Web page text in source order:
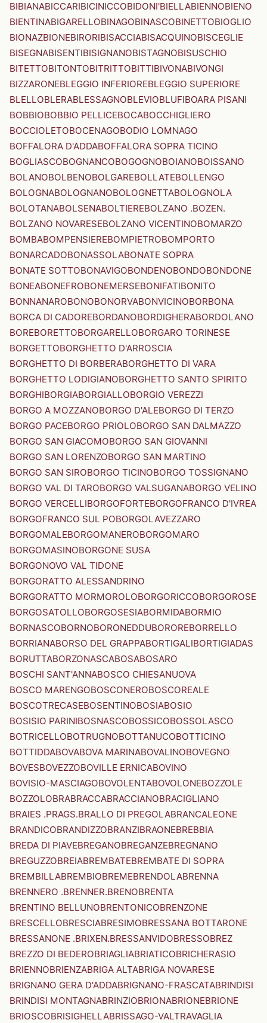
BIBIANABICCARIBICINICCOBIDONI'BIELLABIENNOBIENO
BIENTINABIGARELLOBINAGOBINASCOBINETTOBIOGLIO
BIONAZBIONEBIRORIBISACCIABISACQUINOBISCEGLIE
BISEGNABISENTIBISIGNANOBISTAGNOBISUSCHIO
BITETTOBITONTOBITRITTOBITTIBIVONABIVONGI
BIZZARONEBLEGGIO INFERIOREBLEGGIO SUPERIORE
BLELLOBLERABLESSAGNOBLEVIOBLUFIBOARA PISANI
BOBBIOBOBBIO PELLICEBOCABOCCHIGLIERO
BOCCIOLETOBOCENAGOBODIO LOMNAGO
BOFFALORA D'ADDABOFFALORA SOPRA TICINO
BOGLIASCOBOGNANCOBOGOGNOBOIANOBOISSANO
BOLANOBOLBENOBOLGAREBOLLATEBOLLENGO
BOLOGNABOLOGNANOBOLOGNETTABOLOGNOLA
BOLOTANABOLSENABOLTIEREBOLZANO .BOZEN.
BOLZANO NOVARESEBOLZANO VICENTINOBOMARZO
BOMBABOMPENSIEREBOMPIETROBOMPORTO
BONARCADOBONASSOLABONATE SOPRA
BONATE SOTTOBONAVIGOBONDENOBONDOBONDONE
BONEABONEFROBONEMERSEBONIFATIBONITO
BONNANAROBONOBONORVABONVICINOBORBONA
BORCA DI CADOREBORDANOBORDIGHERABORDOLANO
BOREBORETTOBORGARELLOBORGARO TORINESE
BORGETTOBORGHETTO D'ARROSCIA
BORGHETTO DI BORBERABORGHETTO DI VARA
BORGHETTO LODIGIANOBORGHETTO SANTO SPIRITO
BORGHIBORGIABORGIALLOBORGIO VEREZZI
BORGO A MOZZANOBORGO D'ALEBORGO DI TERZO
BORGO PACEBORGO PRIOLOBORGO SAN DALMAZZO
BORGO SAN GIACOMOBORGO SAN GIOVANNI
BORGO SAN LORENZOBORGO SAN MARTINO
BORGO SAN SIROBORGO TICINOBORGO TOSSIGNANO
BORGO VAL DI TAROBORGO VALSUGANABORGO VELINO
BORGO VERCELLIBORGOFORTEBORGOFRANCO D'IVREA
BORGOFRANCO SUL POBORGOLAVEZZARO
BORGOMALEBORGOMANEROBORGOMARO
BORGOMASINOBORGONE SUSA
BORGONOVO VAL TIDONE
BORGORATTO ALESSANDRINO
BORGORATTO MORMOROLOBORGORICCOBORGOROSE
BORGOSATOLLOBORGOSESIABORMIDABORMIO
BORNASCOBORNOBORONEDDUBOROREBORRELLO
BORRIANABORSO DEL GRAPPABORTIGALIBORTIGIADAS
BORUTTABORZONASCABOSABOSARO
BOSCHI SANT'ANNABOSCO CHIESANUOVA
BOSCO MARENGOBOSCONEROBOSCOREALE
BOSCOTRECASEBOSENTINOBOSIABOSIO
BOSISIO PARINIBOSNASCOBOSSICOBOSSOLASCO
BOTRICELLOBOTRUGNOBOTTANUCOBOTTICINO
BOTTIDDABOVABOVA MARINABOVALINOBOVEGNO
BOVESBOVEZZOBOVILLE ERNICABOVINO
BOVISIO-MASCIAGOBOVOLENTABOVOLONEBOZZOLE
BOZZOLOBRABRACCABRACCIANOBRACIGLIANO
BRAIES .PRAGS.BRALLO DI PREGOLABRANCALEONE
BRANDICOBRANDIZZOBRANZIBRAONEBREBBIA
BREDA DI PIAVEBREGANOBREGANZEBREGNANO
BREGUZZOBREIABREMBATEBREMBATE DI SOPRA
BREMBILLABREMBIOBREMEBRENDOLABRENNA
BRENNERO .BRENNER.BRENOBRENTA
BRENTINO BELLUNOBRENTONICOBRENZONE
BRESCELLOBRESCIABRESIMOBRESSANA BOTTARONE
BRESSANONE .BRIXEN.BRESSANVIDOBRESSOBREZ
BREZZO DI BEDEROBRIAGLIABRIATICOBRICHERASIO
BRIENNOBRIENZABRIGA ALTABRIGA NOVARESE
BRIGNANO GERA D'ADDABRIGNANO-FRASCATABRINDISI
BRINDISI MONTAGNABRINZIOBRIONABRIONEBRIONE
BRIOSCOBRISIGHELLABRISSAGO-VALTRAVAGLIA